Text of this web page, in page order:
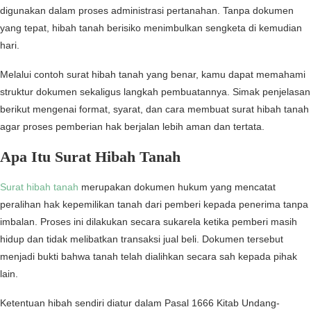
digunakan dalam proses administrasi pertanahan. Tanpa dokumen
yang tepat, hibah tanah berisiko menimbulkan sengketa di kemudian
hari.
Melalui contoh surat hibah tanah yang benar, kamu dapat memahami
struktur dokumen sekaligus langkah pembuatannya. Simak penjelasan
berikut mengenai format, syarat, dan cara membuat surat hibah tanah
agar proses pemberian hak berjalan lebih aman dan tertata.
Apa Itu Surat Hibah Tanah
Surat hibah tanah merupakan dokumen hukum yang mencatat
peralihan hak kepemilikan tanah dari pemberi kepada penerima tanpa
imbalan. Proses ini dilakukan secara sukarela ketika pemberi masih
hidup dan tidak melibatkan transaksi jual beli. Dokumen tersebut
menjadi bukti bahwa tanah telah dialihkan secara sah kepada pihak
lain.
Ketentuan hibah sendiri diatur dalam Pasal 1666 Kitab Undang-